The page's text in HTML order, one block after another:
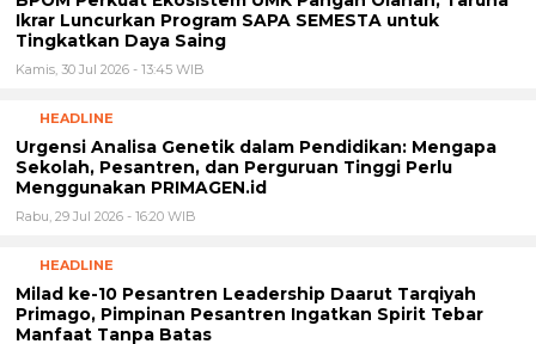
HEADLINE
Milad ke-10 Pesantren Leadership Daarut Tarqiyah
Manfaat Tanpa Batas
NASIONAL
Reklamasi Pertambangan Tidak Boleh Berhenti pada
sebagai Fondasi Pemulihan Ekologis
NASIONAL
GUNTUR Sultra Dukung Kebijakan Presiden Prabowo